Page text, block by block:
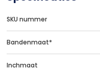
SKU nummer
Bandenmaat*
Inchmaat